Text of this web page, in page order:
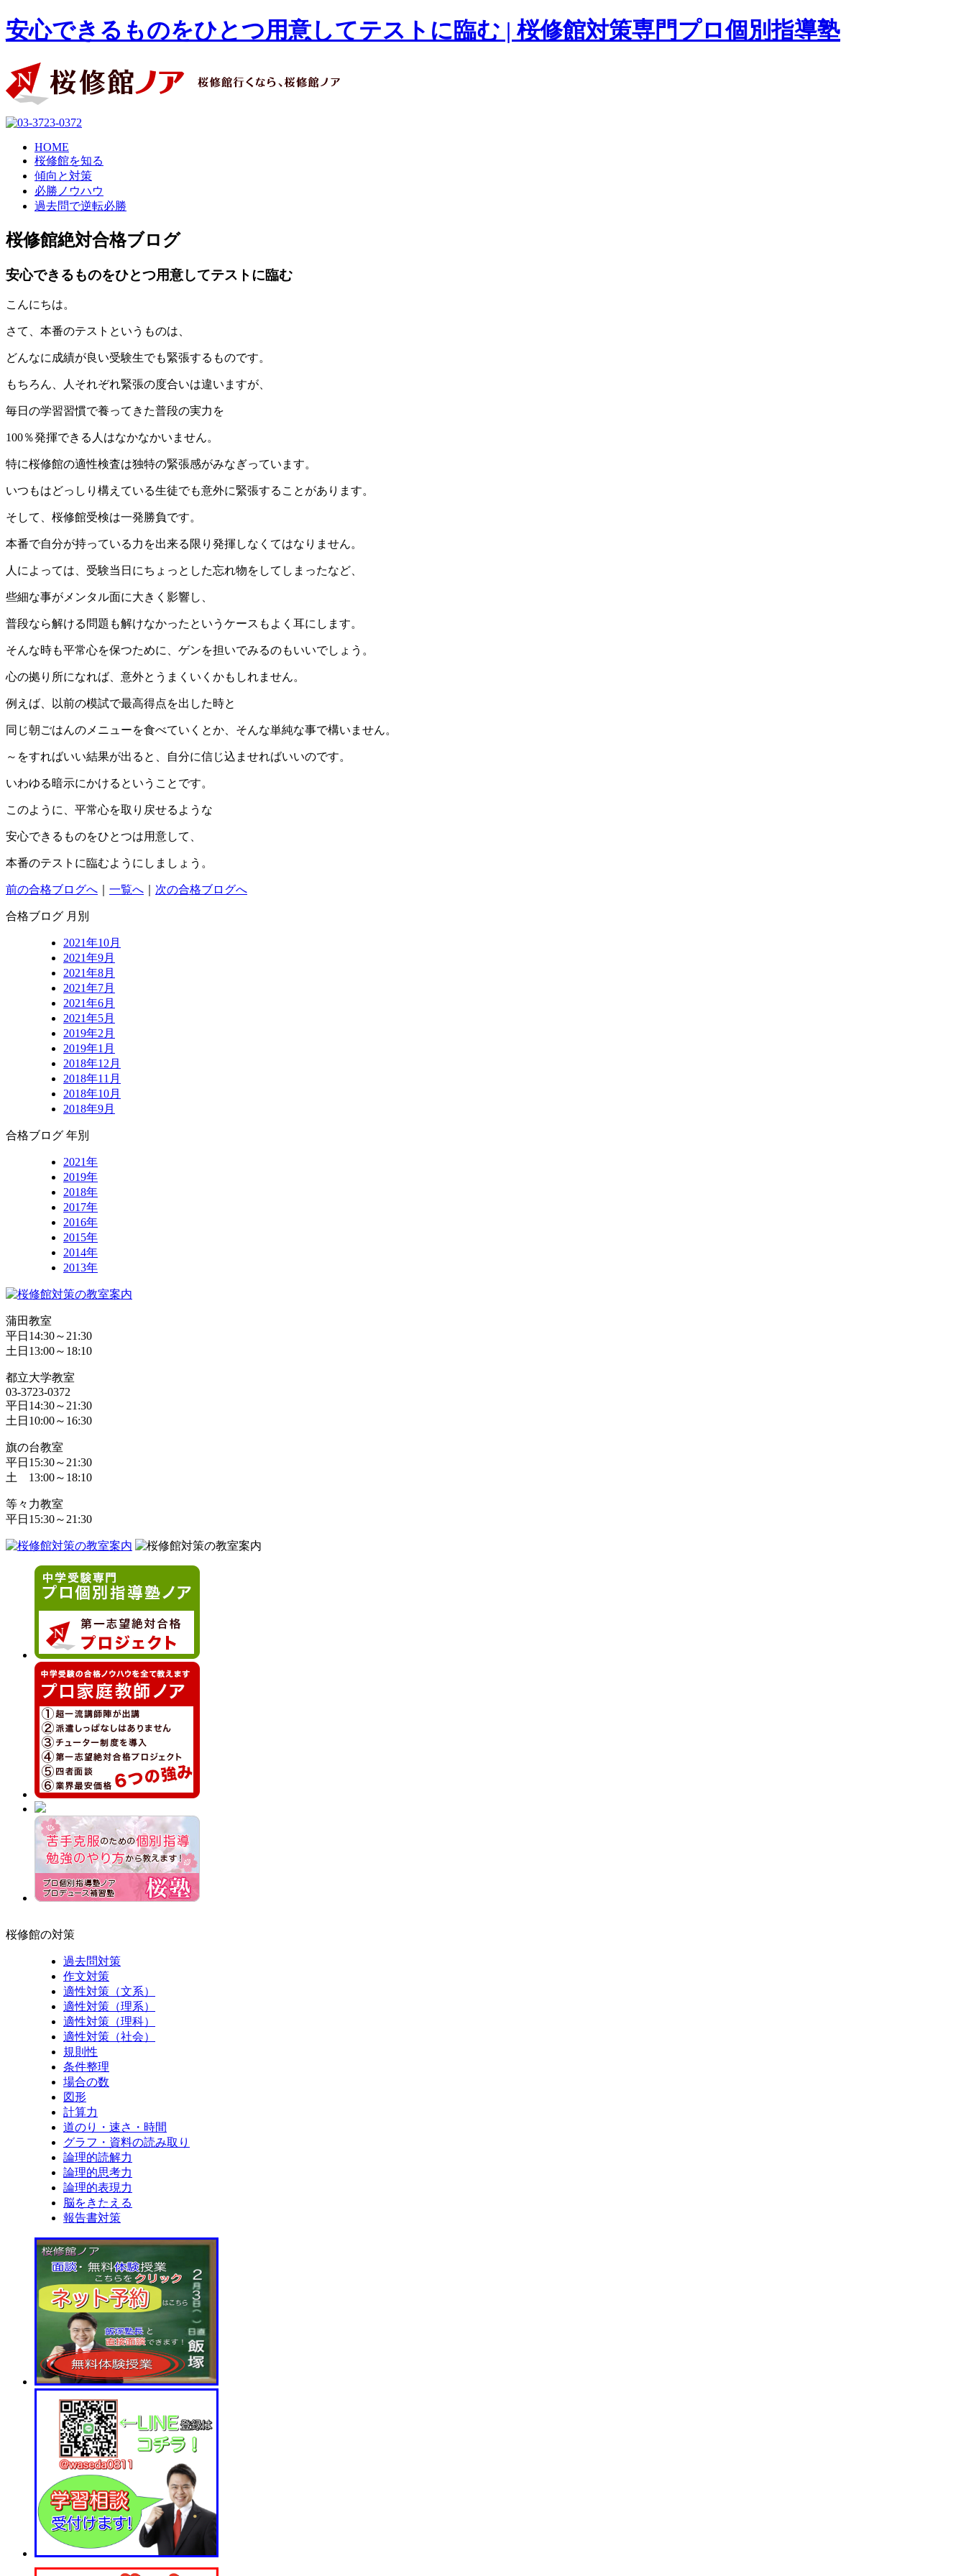
安心できるものをひとつ用意してテストに臨む | 桜修館対策専門プロ個別指導塾
HOME
桜修館を知る
傾向と対策
必勝ノウハウ
過去問で逆転必勝
桜修館絶対合格ブログ
安心できるものをひとつ用意してテストに臨む
こんにちは。
さて、本番のテストというものは、
どんなに成績が良い受験生でも緊張するものです。
もちろん、人それぞれ緊張の度合いは違いますが、
毎日の学習習慣で養ってきた普段の実力を
100％発揮できる人はなかなかいません。
特に桜修館の適性検査は独特の緊張感がみなぎっています。
いつもはどっしり構えている生徒でも意外に緊張することがあります。
そして、桜修館受検は一発勝負です。
本番で自分が持っている力を出来る限り発揮しなくてはなりません。
人によっては、受験当日にちょっとした忘れ物をしてしまったなど、
些細な事がメンタル面に大きく影響し、
普段なら解ける問題も解けなかったというケースもよく耳にします。
そんな時も平常心を保つために、ゲンを担いでみるのもいいでしょう。
心の拠り所になれば、意外とうまくいくかもしれません。
例えば、以前の模試で最高得点を出した時と
同じ朝ごはんのメニューを食べていくとか、そんな単純な事で構いません。
～をすればいい結果が出ると、自分に信じ込ませればいいのです。
いわゆる暗示にかけるということです。
このように、平常心を取り戻せるような
安心できるものをひとつは用意して、
本番のテストに臨むようにしましょう。
前の合格ブログへ 一覧へ 次の合格ブログへ
合格ブログ 月別
2021年10月
2021年9月
2021年8月
2021年7月
2021年6月
2021年5月
2019年2月
2019年1月
2018年12月
2018年11月
2018年10月
2018年9月
合格ブログ 年別
2021年
2019年
2018年
2017年
2016年
2015年
2014年
2013年
蒲田教室
平日14:30～21:30
土日13:00～18:10
都立大学教室
03-3723-0372
平日14:30～21:30
土日10:00～16:30
旗の台教室
平日15:30～21:30
土 13:00～18:10
等々力教室
平日15:30～21:30
桜修館の対策
過去問対策
作文対策
適性対策（文系）
適性対策（理系）
適性対策（理科）
適性対策（社会）
規則性
条件整理
場合の数
図形
計算力
道のり・速さ・時間
グラフ・資料の読み取り
論理的読解力
論理的思考力
論理的表現力
脳をきたえる
報告書対策